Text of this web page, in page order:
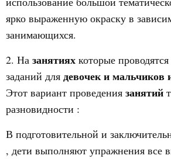
ярко выраженную окраску в
занимающихся.
2. На занятиях которые
заданий для девочек и мальчиков
Этот вариант проведения занятий
разновидности :
В подготовительной и
, дети выполняют упражнения все